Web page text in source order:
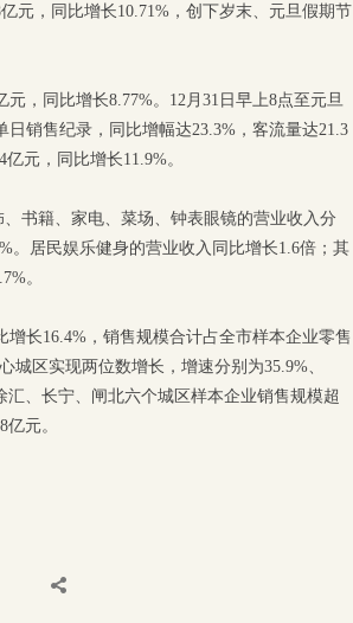
元，同比增长10.71%，创下岁末、元旦假期节
，同比增长8.77%。12月31日早上8点至元旦
销售纪录，同比增幅达23.3%，客流量达21.3
元，同比增长11.9%。
书籍、家电、菜场、钟表眼镜的营业收入分
。居民娱乐健身的营业收入同比增长1.6倍；其
。
长16.4%，销售规模合计占全市样本企业零售
区实现两位数增长，增速分别为35.9%、
汇、长宁、闸北六个城区样本企业销售规模超
元。